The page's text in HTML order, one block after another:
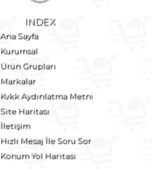
INDEX
Ana Sayfa
Kurumsal
Ürün Grupları
Markalar
Kvkk Aydınlatma Metni
Site Haritası
İletişim
Hızlı Mesaj İle Soru Sor
Konum Yol Haritası